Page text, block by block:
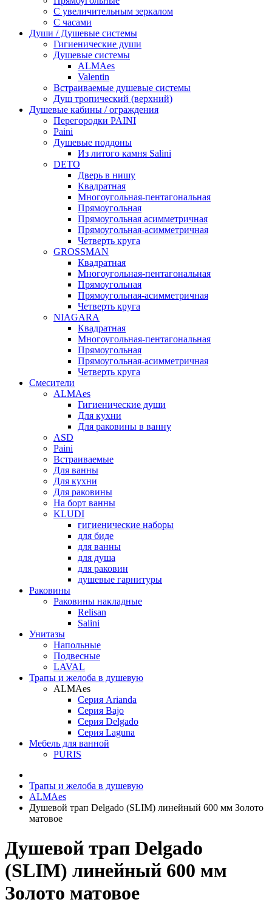
С увеличительным зеркалом
С часами
Души / Душевые системы
Гигиенические души
Душевые системы
ALMAes
Valentin
Встраиваемые душевые системы
Душ тропический (верхний)
Душевые кабины / ограждения
Перегородки PAINI
Paini
Душевые поддоны
Из литого камня Salini
DETO
Дверь в нишу
Квадратная
Многоугольная-пентагональная
Прямоугольная
Прямоугольная асимметричная
Прямоугольная-асимметричная
Четверть круга
GROSSMAN
Квадратная
Многоугольная-пентагональная
Прямоугольная
Прямоугольная-асимметричная
Четверть круга
NIAGARA
Квадратная
Многоугольная-пентагональная
Прямоугольная
Прямоугольная-асимметричная
Четверть круга
Смесители
ALMAes
Гигиенические души
Для кухни
Для раковины в ванну
ASD
Paini
Встраиваемые
Для ванны
Для кухни
Для раковины
На борт ванны
KLUDI
гигиенические наборы
для биде
для ванны
для душа
для раковин
душевые гарнитуры
Раковины
Раковины накладные
Relisan
Salini
Унитазы
Напольные
Подвесные
LAVAL
Трапы и желоба в душевую
ALMAes
Серия Arianda
Серия Bajo
Серия Delgado
Серия Laguna
Мебель для ванной
PURIS
Трапы и желоба в душевую
ALMAes
Душевой трап Delgado (SLIM) линейный 600 мм Золото
матовое
Душевой трап Delgado
(SLIM) линейный 600 мм
Золото матовое